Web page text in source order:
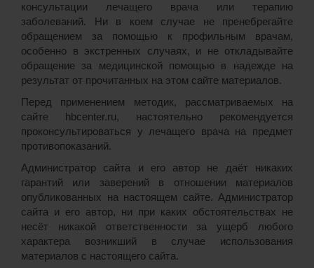
консультации лечащего врача или терапию
заболеваний. Ни в коем случае не пренебрегайте
обращением за помощью к профильным врачам,
особенно в экстренных случаях, и не откладывайте
обращение за медицинской помощью в надежде на
результат от прочитанных на этом сайте материалов.
Перед применением методик, рассматриваемых на
сайте hbcenter.ru, настоятельно рекомендуется
проконсультироваться у лечащего врача на предмет
противопоказаний.
Администратор сайта и его автор не даёт никаких
гарантий или заверений в отношении материалов
опубликованных на настоящем сайте. Администратор
сайта и его автор, ни при каких обстоятельствах не
несёт никакой ответственности за ущерб любого
характера возникший в случае использования
материалов с настоящего сайта.